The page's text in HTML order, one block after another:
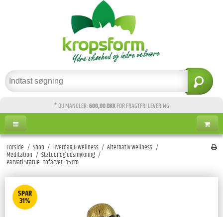
* DU MANGLER:600,00 DKKFOR FRAGTFRI LEVERING
Forside / Shop / Hverdag & Wellness / Alternativ Wellness /
Meditation / Statuer og udsmykning /
Parvati Statue - tofarvet - 15 cm.
SPAR
31%